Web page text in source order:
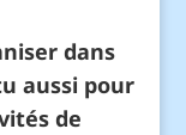
dans
aussi pour
de